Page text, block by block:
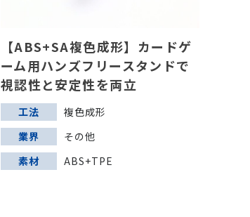
【ABS+SA複色成形】カードゲ
ーム用ハンズフリースタンドで
視認性と安定性を両立
工法
複色成形
業界
その他
素材
ABS+TPE